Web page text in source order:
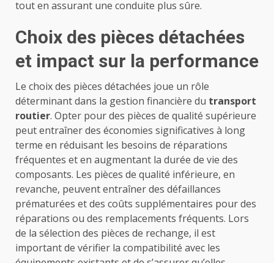
tout en assurant une conduite plus sûre.
Choix des pièces détachées
et impact sur la performance
Le choix des pièces détachées joue un rôle
déterminant dans la gestion financière du transport
routier. Opter pour des pièces de qualité supérieure
peut entraîner des économies significatives à long
terme en réduisant les besoins de réparations
fréquentes et en augmentant la durée de vie des
composants. Les pièces de qualité inférieure, en
revanche, peuvent entraîner des défaillances
prématurées et des coûts supplémentaires pour des
réparations ou des remplacements fréquents. Lors
de la sélection des pièces de rechange, il est
important de vérifier la compatibilité avec les